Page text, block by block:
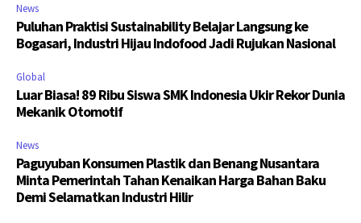
News
Puluhan Praktisi Sustainability Belajar Langsung ke
Bogasari, Industri Hijau Indofood Jadi Rujukan Nasional
Global
Luar Biasa! 89 Ribu Siswa SMK Indonesia Ukir Rekor Dunia
Mekanik Otomotif
News
Paguyuban Konsumen Plastik dan Benang Nusantara
Minta Pemerintah Tahan Kenaikan Harga Bahan Baku
Demi Selamatkan Industri Hilir